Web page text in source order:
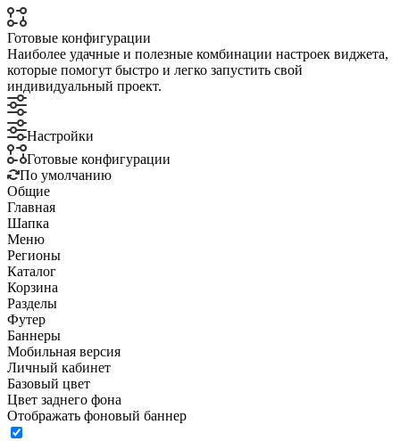
Готовые конфигурации
Наиболее удачные и полезные комбинации настроек виджета,
которые помогут быстро и легко запустить свой
индивидуальный проект.
Настройки
Готовые конфигурации
По умолчанию
Общие
Главная
Шапка
Меню
Регионы
Каталог
Корзина
Разделы
Футер
Баннеры
Мобильная версия
Личный кабинет
Базовый цвет
Цвет заднего фона
Отображать фоновый баннер